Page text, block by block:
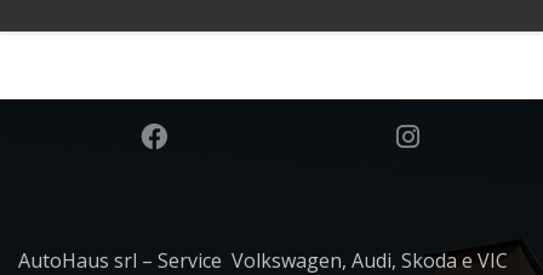
AutoHaus srl – Service Volkswagen, Audi, Skoda e VIC